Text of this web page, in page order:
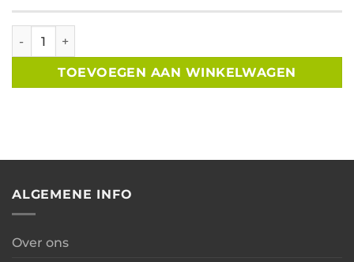
NE vuren Zweeds rabat geborsteld 10/23x170x4200 mm
TOEVOEGEN AAN WINKELWAGEN
ALGEMENE INFO
Over ons